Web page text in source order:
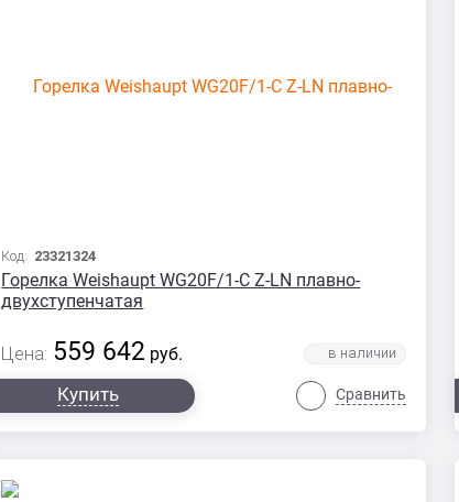
Код: 23321324
Горелка Weishaupt WG20F/1-C Z-LN плавно-
двухступенчатая
Цена: 559 642 руб.
Купить Сравнить